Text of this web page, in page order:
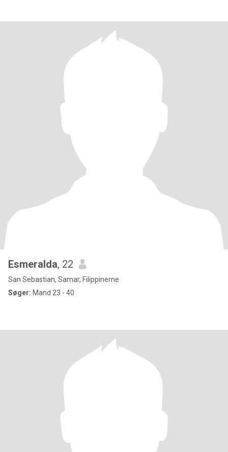
Esmeralda, 22
San Sebastian, Samar, Filippinerne
Søger: Mand 23 - 40